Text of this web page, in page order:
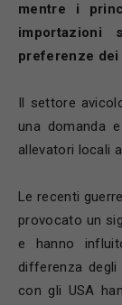
mentre i
importazioni
preferenze dei
Il settore
una domanda
allevatori locali
Le recenti
provocato un
e hanno
differenza
con gli USA